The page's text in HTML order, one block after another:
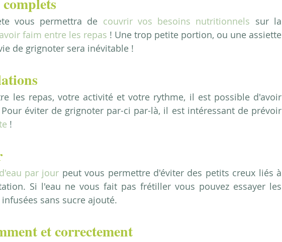
vous permettra de couvrir vos besoins nutritionnels sur la
faim entre les repas ! Une trop petite portion, ou une assiette
de grignoter sera inévitable !
les repas, votre activité et votre rythme, il est possible d'avoir
éviter de grignoter par-ci par-là, il est intéressant de prévoir
!
par jour peut vous permettre d'éviter des petits creux liés à
Si l'eau ne vous fait pas frétiller vous pouvez essayer les
sans sucre ajouté.
et correctement